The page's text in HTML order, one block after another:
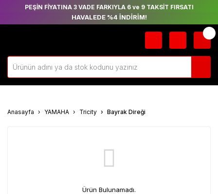
PEŞİN FİYATINA 3 VADE FARKIYLA 6 ve 9 TAKSİT FIRSATI
HAVALEDE %4 İNDİRİM!
Anasayfa YAMAHA Tricity Bayrak Direği
Ürün Bulunamadı.